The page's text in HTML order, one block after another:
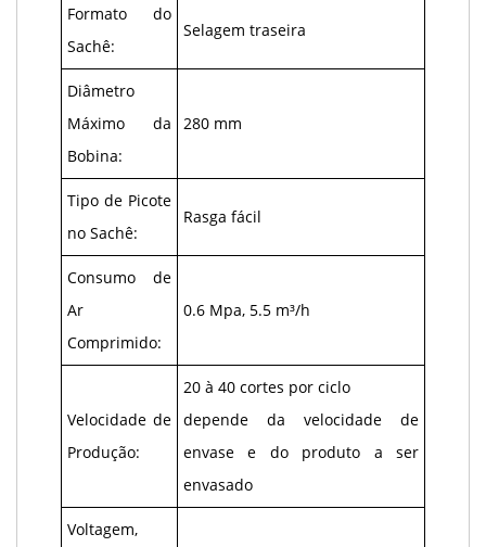
Formato do
Sachê:
Selagem traseira
Diâmetro
Máximo da
Bobina:
280 mm
Tipo de Picote
no Sachê:
Rasga fácil
Consumo de
Ar
Comprimido:
0.6 Mpa, 5.5 m³/h
Velocidade de
Produção:
20 à 40 cortes por ciclo
depende da velocidade de
envase e do produto a ser
envasado
Voltagem,